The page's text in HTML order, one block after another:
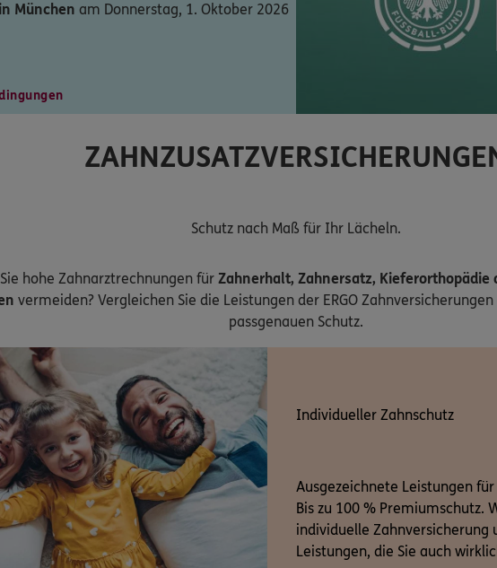
München am Donnerstag, 1. Oktober 2026
Schutz nach Maß für Ihr Lächeln.
hohe Zahnarztrechnungen für Zahnerhalt, Zahnersatz, Kieferorthopädie
vermeiden? Vergleichen Sie die Leistungen der ERGO
passgenauen Schutz.
Individueller Zahnschutz
Ausgezeichnete Leistungen
Bis zu 100 % Premiumschutz.
individuelle Zahnversicherung
Leistungen, die Sie auch